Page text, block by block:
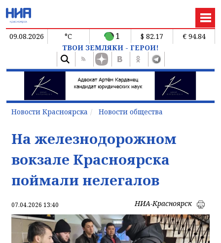
09.08.2026 °C 1 $ 82.17
€ 94.84
ТВОИ ЗЕМЛЯКИ - ГЕРОИ!
Новости Красноярска Новости общества
На железнодорожном
вокзале Красноярска
поймали нелегалов
07.04.2026 13:40 НИА-Красноярск